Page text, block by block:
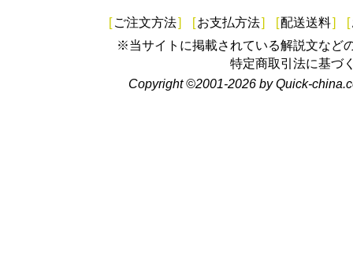
[ ご注文方法] [お支払方法] [配送送料] [
※当サイトに掲載されている解説文など
特定商取引法に基づ
Copyright ©2001-2026 by Quick-